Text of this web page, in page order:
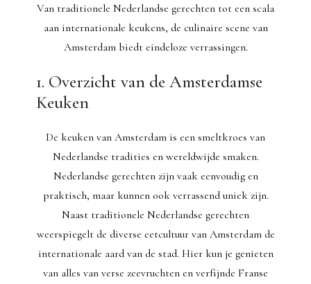
Van traditionele Nederlandse gerechten tot een scala
aan internationale keukens, de culinaire scene van
Amsterdam biedt eindeloze verrassingen.
1. Overzicht van de Amsterdamse
Keuken
De keuken van Amsterdam is een smeltkroes van
Nederlandse tradities en wereldwijde smaken.
Nederlandse gerechten zijn vaak eenvoudig en
praktisch, maar kunnen ook verrassend uniek zijn.
Naast traditionele Nederlandse gerechten
weerspiegelt de diverse eetcultuur van Amsterdam de
internationale aard van de stad. Hier kun je genieten
van alles van verse zeevruchten en verfijnde Franse